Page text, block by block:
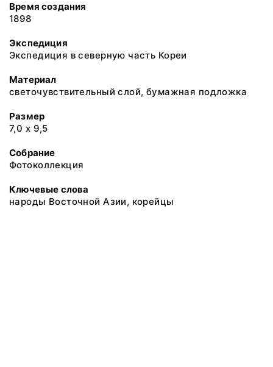
Время создания
1898
Экспедиция
Экспедиция в северную часть Кореи
Материал
светочувствительный слой, бумажная подложка
Размер
7,0 х 9,5
Собрание
Фотоколлекция
Ключевые слова
народы Восточной Азии, корейцы